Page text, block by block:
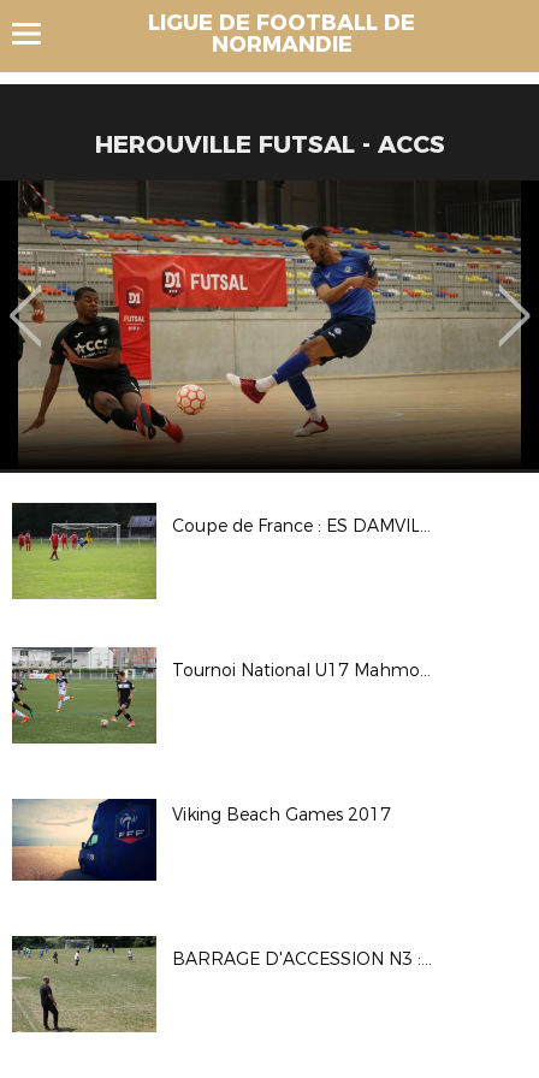
LIGUE DE FOOTBALL DE
NORMANDIE
HEROUVILLE FUTSAL - ACCS
Coupe de France : ES DAMVILLE 2-2 (Tab 3-5) CS BEAUMONT
Tournoi National U17 Mahmoud TIARCI - Saison 2017-2018
Viking Beach Games 2017
BARRAGE D'ACCESSION N3 : MATCH1